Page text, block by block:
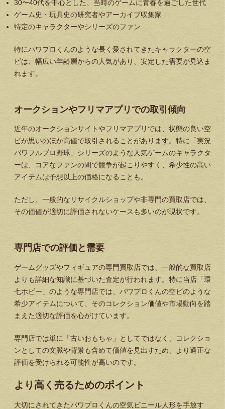
30〜40代を中心とした、当時のゲームに青春を過ごした世代
ゲーム史・玩具史の研究者やアーカイブ収集家
特定のキャラクターやシリーズのファン
特にパワプロくんのような長く愛されてきたキャラクターの空
ビは、幅広い年齢層からの人気があり、安定した需要が見込ま
れます。
オークションやフリマアプリでの取引傾向
近年のオークションサイトやフリマアプリでは、状態の良い空
ビが思いのほか高値で取引されることがあります。特に「実況
パワフルプロ野球」シリーズのような人気ゲームのキャラクタ
ーは、コアなファンの間で競争が起こりやすく、希少性の高い
アイテムは予想以上の価格になることも。
ただし、一般的なリサイクルショップや非専門の買取店では、
その価値が適切に評価されないケースも多いのが現状です。
専門店での評価と需要
ゲームグッズやフィギュアの専門買取店では、一般的な買取店
よりも詳細な知識に基づいた査定が行われます。特に当店「環
七ホビー」のような専門店では、パワプロくんの空ビのような
希少アイテムについて、そのコレクション価値や市場動向を踏
まえた適切な評価を心がけています。
専門店では単に「古いおもちゃ」としてではなく、コレクショ
ンとしての文脈や背景も含めて価値を見出すため、より適正な
評価を受けられる可能性が高いのです。
より高く売るためのポイント
大切にされてきたパワプロくんの空気ビニール人形を手放す